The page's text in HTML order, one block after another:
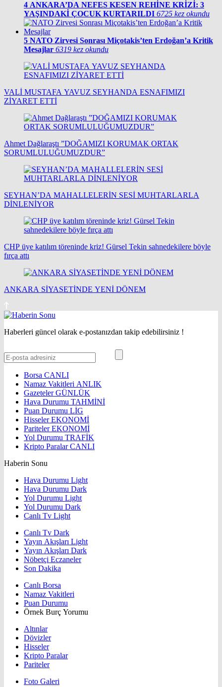
4 ANKARA’DA NEFES KESEN REHİNE KRİZİ: 3
YAŞINDAKİ ÇOCUK KURTARILDI 6725 kez okundu
5 NATO Zirvesi Sonrası Miçotakis’ten Erdoğan’a Kritik
Mesajlar 6319 kez okundu
VALİ MUSTAFA YAVUZ SEYHANDA ESNAFIMIZI
ZİYARET ETTİ
Ahmet Dağlaraştı ”DOĞAMIZI KORUMAK ORTAK
SORUMLULUĞUMUZDUR”
SEYHAN’DA MAHALLELERİN SESİ MUHTARLARLA
DİNLENİYOR
CHP üye katılım töreninde kriz! Gürsel Tekin sahnedekilere böyle
fırça attı
ANKARA SİYASETİNDE YENİ DÖNEM
Haberleri güncel olarak e-postanızdan takip edebilirsiniz !
Borsa CANLI
Namaz Vakitleri ANLIK
GazetelerGÜNLÜK
Hava Durumu TAHMİNİ
Puan Durumu LİG
HisselerEKONOMİ
ParitelerEKONOMİ
Yol Durumu TRAFİK
Kripto ParalarCANLI
Haberin Sonu
Hava Durumu Light
Hava Durumu Dark
Yol Durumu Light
Yol Durumu Dark
Canlı Tv Light
Canlı Tv Dark
Yayın Akışları Light
Yayın Akışları Dark
Nöbetçi Eczaneler
Son Dakika
Canlı Borsa
Namaz Vakitleri
Puan Durumu
Örnek Burç Yorumu
Altınlar
Dövizler
Hisseler
Kripto Paralar
Pariteler
Foto Galeri